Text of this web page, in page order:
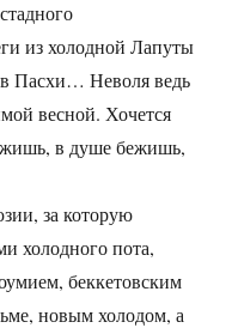
из холодной Лапуты
Пасхи… Неволя ведь
весной. Хочется
в душе бежишь,
за которую
холодного пота,
беккетовским
новым холодом, а